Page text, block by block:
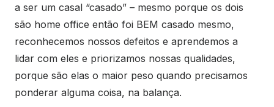
a ser um casal “casado” – mesmo porque os dois
são home office então foi BEM casado mesmo,
reconhecemos nossos defeitos e aprendemos a
lidar com eles e priorizamos nossas qualidades,
porque são elas o maior peso quando precisamos
ponderar alguma coisa, na balança.